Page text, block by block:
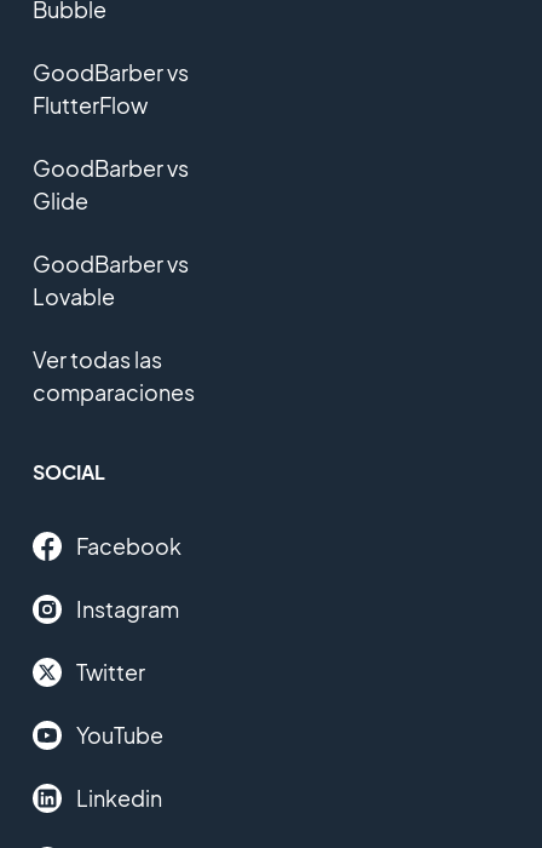
Bubble
GoodBarber vs
FlutterFlow
GoodBarber vs
Glide
GoodBarber vs
Lovable
Ver todas las
comparaciones
SOCIAL
Facebook
Instagram
Twitter
YouTube
Linkedin